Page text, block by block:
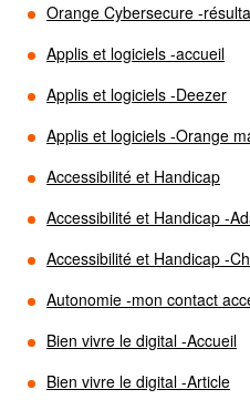
Orange Cybersecure -
Applis et logiciels -accueil
Applis et logiciels -Deezer
Applis et logiciels -Orange
Accessibilité et Handicap
Accessibilité et Handicap -
Accessibilité et Handicap -
Autonomie -mon contact
Bien vivre le digital -Accueil
Bien vivre le digital -Article